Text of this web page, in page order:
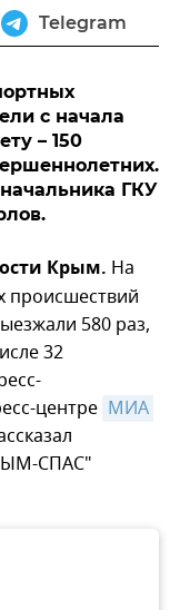
Telegram
с начала
– 150
ГКУ
Крым. На
происшествий
580 раз,
32
центре МИА
СПАС"